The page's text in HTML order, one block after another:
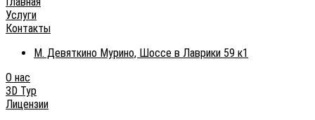
Услуги
Контакты
М. Девяткино Мурино, Шоссе в Лаврики 59 к1
О нас
3D Тур
Лицензии